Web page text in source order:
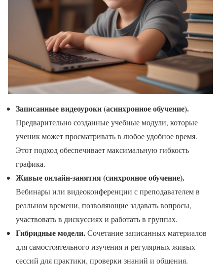
Записанные видеоуроки (асинхронное обучение).
Предварительно созданные учебные модули, которые
ученик может просматривать в любое удобное время.
Этот подход обеспечивает максимальную гибкость
графика.
Живые онлайн-занятия (синхронное обучение).
Вебинары или видеоконференции с преподавателем в
реальном времени, позволяющие задавать вопросы,
участвовать в дискуссиях и работать в группах.
Гибридные модели.Сочетание записанных материалов
для самостоятельного изучения и регулярных живых
сессий для практики, проверки знаний и общения.